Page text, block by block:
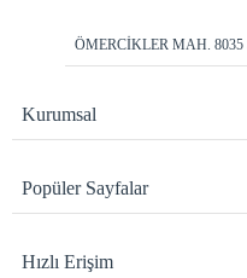
ÖMERCİKLER MAH.
Kurumsal
Popüler Sayfalar
Hızlı Erişim